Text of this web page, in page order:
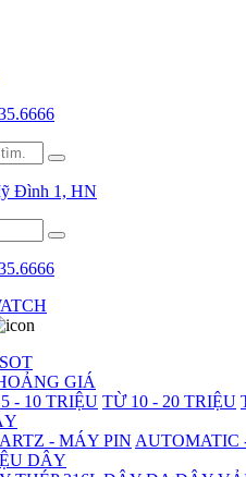
Đình 1, HN
GIÁ
- 10 TRIỆU TỪ 10 - 20 TRIỆU
- MÁY PIN AUTOMATIC
DÂY